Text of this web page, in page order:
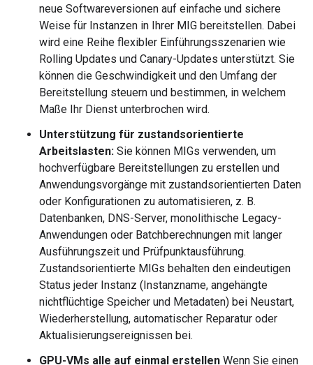
neue Softwareversionen auf einfache und sichere
Weise für Instanzen in Ihrer MIG bereitstellen. Dabei
wird eine Reihe flexibler Einführungsszenarien wie
Rolling Updates und Canary-Updates unterstützt. Sie
können die Geschwindigkeit und den Umfang der
Bereitstellung steuern und bestimmen, in welchem
Maße Ihr Dienst unterbrochen wird.
Unterstützung für zustandsorientierte
Arbeitslasten: Sie können MIGs verwenden, um
hochverfügbare Bereitstellungen zu erstellen und
Anwendungsvorgänge mit zustandsorientierten Daten
oder Konfigurationen zu automatisieren, z. B.
Datenbanken, DNS-Server, monolithische Legacy-
Anwendungen oder Batchberechnungen mit langer
Ausführungszeit und Prüfpunktausführung.
Zustandsorientierte MIGs behalten den eindeutigen
Status jeder Instanz (Instanzname, angehängte
nichtflüchtige Speicher und Metadaten) bei Neustart,
Wiederherstellung, automatischer Reparatur oder
Aktualisierungsereignissen bei.
GPU-VMs alle auf einmal erstellen Wenn Sie einen